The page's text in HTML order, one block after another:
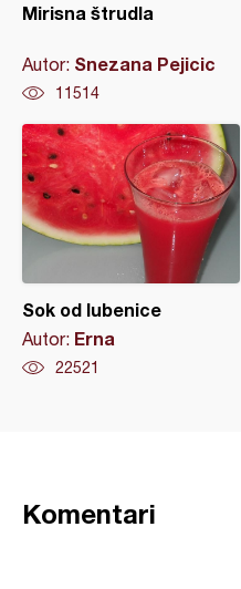
Mirisna štrudla
Autor: Snezana Pejicic
11514
Sok od lubenice
Autor: Erna
22521
Komentari